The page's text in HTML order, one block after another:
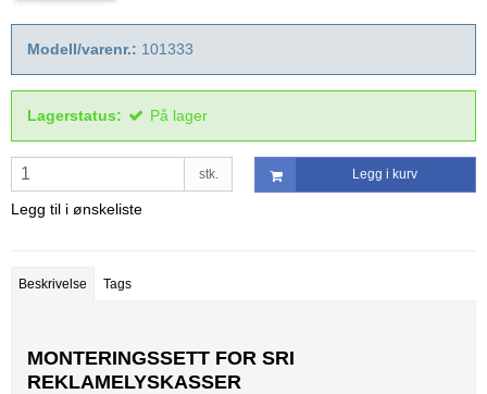
Modell/varenr.: 101333
Lagerstatus: På lager
stk. Legg i kurv
Legg til i ønskeliste
Beskrivelse Tags
MONTERINGSSETT FOR SRI
REKLAMELYSKASSER